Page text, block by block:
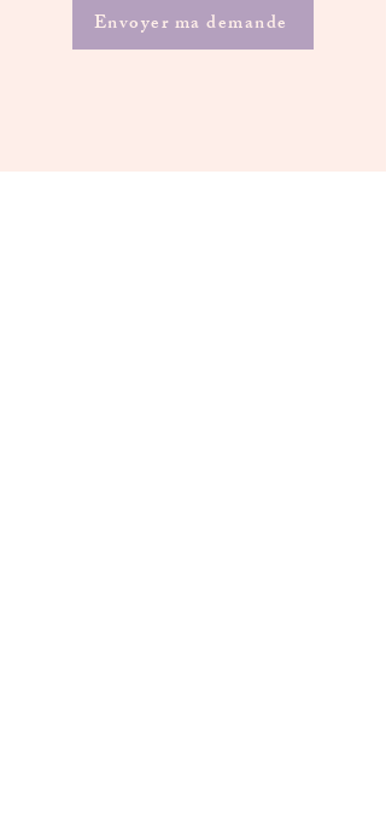
Envoyer ma demande